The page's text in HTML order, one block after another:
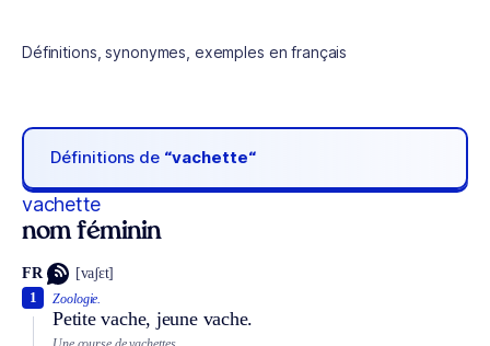
Définitions, synonymes, exemples en français
Définitions de “vachette“
vachette
nom féminin
FR [vaʃɛt]
Zoologie.
Petite vache, jeune vache.
1